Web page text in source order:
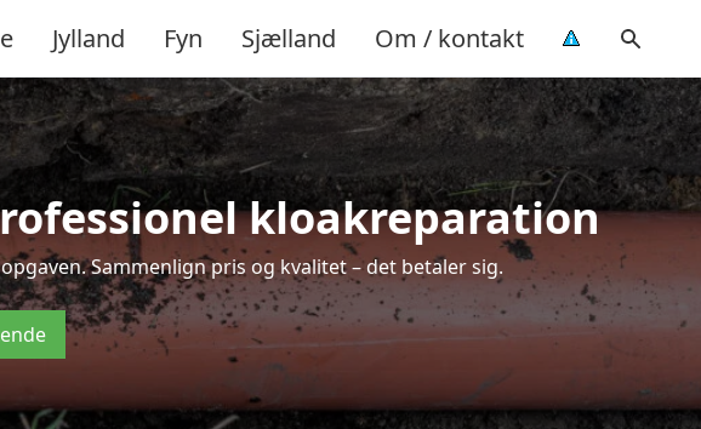
Jylland Fyn Sjælland Om / kontakt
kloakreparation
Sammenlign pris og kvalitet – det betaler sig.